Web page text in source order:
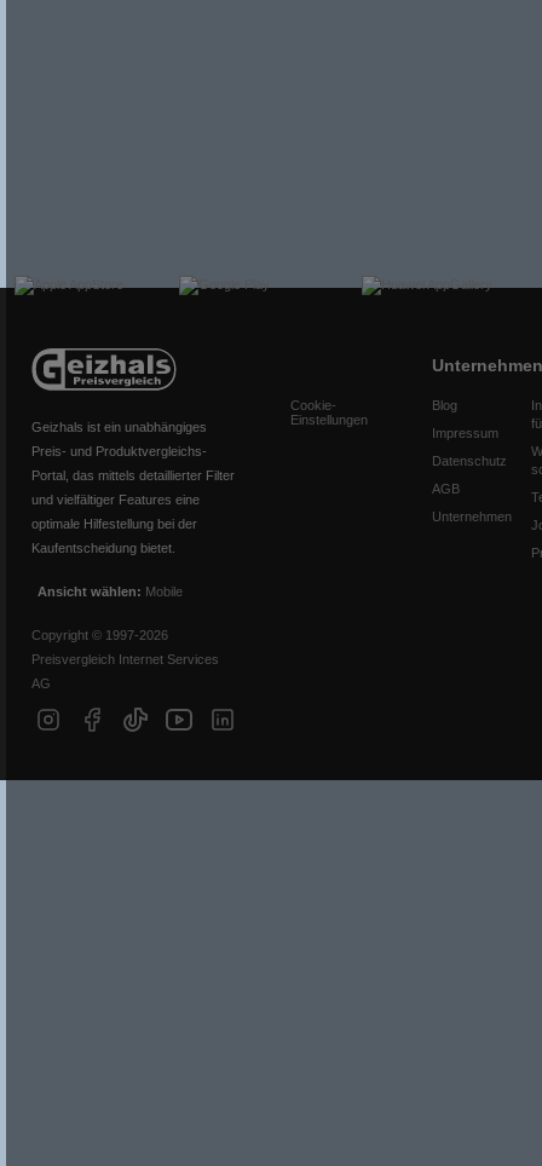
Geizhals ist ein unabhängiges
Preis- und Produktvergleichs-
Portal, das mittels detaillierter Filter
und vielfältiger Features eine
optimale Hilfestellung bei der
Kaufentscheidung bietet.
Ansicht wählen: Mobile
Copyright © 1997-2026
Preisvergleich Internet Services
AG
Cookie-
Einstellungen
Unternehmen
Blog
Impressum
Datenschutz
AGB
Unternehmen